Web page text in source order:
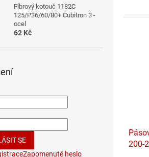
Fíbrový kotouč 1182C
125/P36/60/80+ Cubitron 3 -
ocel
62 Kč
SE
Zapomenuté heslo
200-